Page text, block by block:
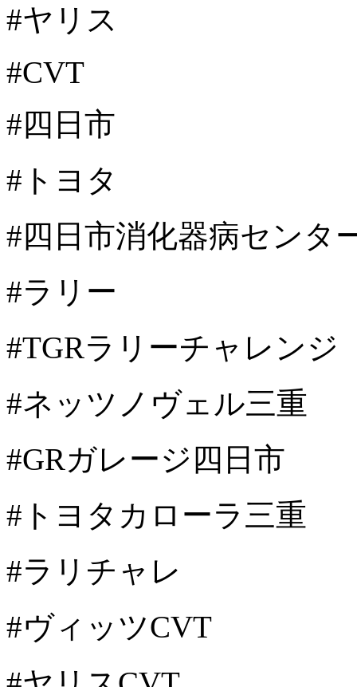
#ヤリス
#CVT
#四日市
#トヨタ
#四日市消化器病センタ
#ラリー
#TGRラリーチャレンジ
#ネッツノヴェル三重
#GRガレージ四日市
#トヨタカローラ三重
#ラリチャレ
#ヴィッツCVT